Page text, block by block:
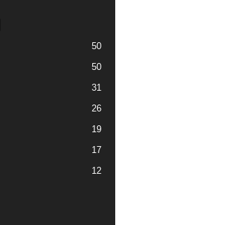
50
50
31
26
19
17
12